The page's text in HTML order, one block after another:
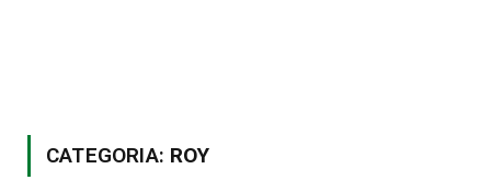
CATEGORIA: ROY